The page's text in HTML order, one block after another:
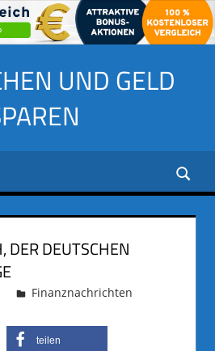
UND GELD
DER DEUTSCHEN
adminus
Finanznachrichten
teilen